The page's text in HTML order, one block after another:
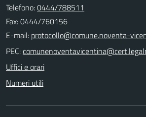
Telefono:0444/788511
Fax: 0444/760156
E-mail:
PEC:
Uffici e orari
Numeri utili